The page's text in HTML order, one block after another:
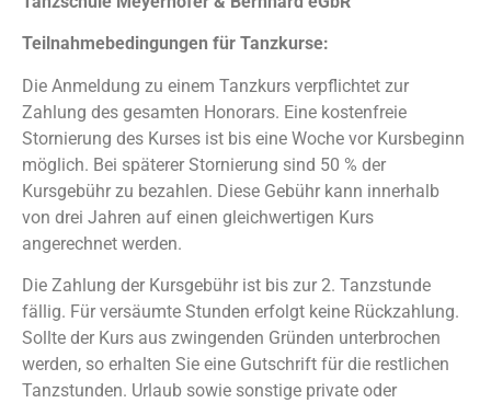
Teilnahmebedingungen für Tanzkurse:
Die Anmeldung zu einem Tanzkurs verpflichtet zur
Zahlung des gesamten Honorars. Eine kostenfreie
Stornierung des Kurses ist bis eine Woche vor Kursbeginn
möglich. Bei späterer Stornierung sind 50 % der
Kursgebühr zu bezahlen. Diese Gebühr kann innerhalb
von drei Jahren auf einen gleichwertigen Kurs
angerechnet werden.
Die Zahlung der Kursgebühr ist bis zur 2. Tanzstunde
fällig. Für versäumte Stunden erfolgt keine Rückzahlung.
Sollte der Kurs aus zwingenden Gründen unterbrochen
werden, so erhalten Sie eine Gutschrift für die restlichen
Tanzstunden. Urlaub sowie sonstige private oder